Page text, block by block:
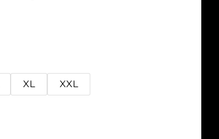
XL
XXL